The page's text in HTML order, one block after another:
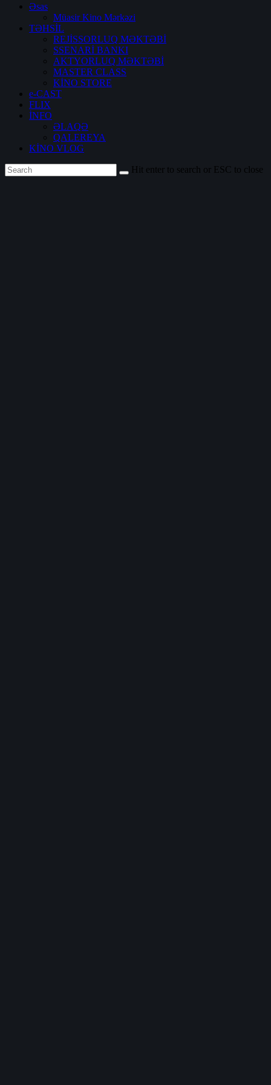
Əsas
Müasir Kino Mərkəzi
TƏHSİL
REJİSSORLUQ MƏKTƏBİ
SSENARİ BANKI
AKTYORLUQ MƏKTƏBİ
MASTER CLASS
KİNO STORE
e-CAST
FLIX
İNFO
ƏLAQƏ
QALEREYA
KİNO VLOG
Hit enter to search or ESC to close